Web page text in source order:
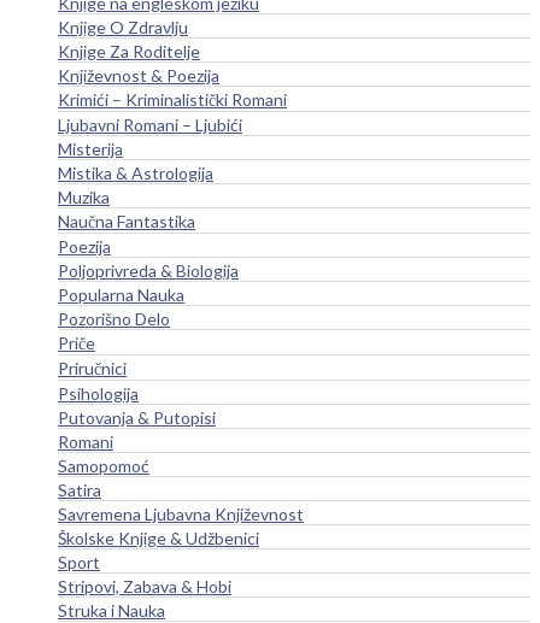
Knjige O Zdravlju
Knjige Za Roditelje
Književnost & Poezija
Krimići – Kriminalistički Romani
Ljubavni Romani – Ljubići
Misterija
Mistika & Astrologija
Muzika
Naučna Fantastika
Poezija
Poljoprivreda & Biologija
Popularna Nauka
Pozorišno Delo
Priče
Priručnici
Psihologija
Putovanja & Putopisi
Romani
Samopomoć
Satira
Savremena Ljubavna Književnost
Školske Knjige & Udžbenici
Sport
Stripovi, Zabava & Hobi
Struka i Nauka